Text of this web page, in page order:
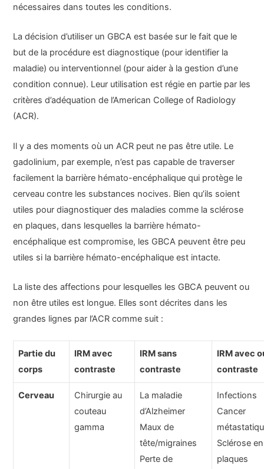
nécessaires dans toutes les conditions.
La décision d’utiliser un GBCA est basée sur le fait que le
but de la procédure est diagnostique (pour identifier la
maladie) ou interventionnel (pour aider à la gestion d’une
condition connue). Leur utilisation est régie en partie par les
critères d’adéquation de l’American College of Radiology
(ACR).
Il y a des moments où un ACR peut ne pas être utile. Le
gadolinium, par exemple, n’est pas capable de traverser
facilement la barrière hémato-encéphalique qui protège le
cerveau contre les substances nocives. Bien qu’ils soient
utiles pour diagnostiquer des maladies comme la sclérose
en plaques, dans lesquelles la barrière hémato-
encéphalique est compromise, les GBCA peuvent être peu
utiles si la barrière hémato-encéphalique est intacte.
La liste des affections pour lesquelles les GBCA peuvent ou
non être utiles est longue. Elles sont décrites dans les
grandes lignes par l’ACR comme suit :
Partie du
corps
IRM avec
contraste
IRM sans
contraste
IRM avec
contraste
Cerveau
Chirurgie au
couteau
gamma
La maladie
d’Alzheimer
Maux de
tête/migraines
Perte de
Infections
Cancer
Sclérose en
plaques